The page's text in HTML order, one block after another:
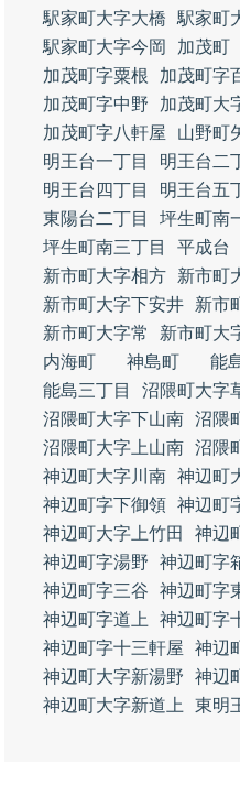
駅家町大字大橋
駅家町
駅家町大字今岡
加茂町
加茂町字粟根
加茂町字
加茂町字中野
加茂町大
加茂町字八軒屋
山野町
明王台一丁目
明王台二
明王台四丁目
明王台五
東陽台二丁目
坪生町南
坪生町南三丁目
平成台
新市町大字相方
新市町
新市町大字下安井
新市
新市町大字常
新市町大
内海町
神島町 能
能島三丁目
沼隈町大字
沼隈町大字下山南 沼隈
沼隈町大字上山南 沼隈
神辺町大字川南 神辺町
神辺町字下御領 神辺町
神辺町大字上竹田
神辺
神辺町字湯野
神辺町字
神辺町字三谷
神辺町字
神辺町字道上
神辺町字
神辺町字十三軒屋
神辺
神辺町大字新湯野
神辺
神辺町大字新道上
東明